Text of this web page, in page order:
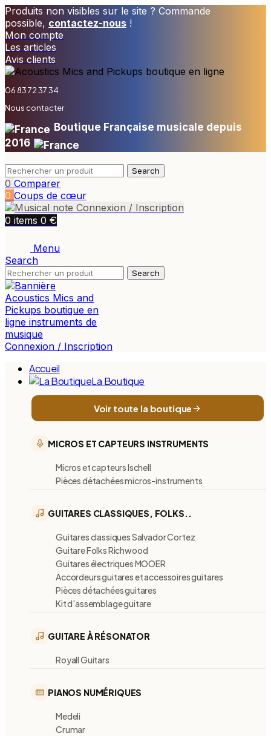
Produits non visibles sur le site ? Commande
possible, contactez-nous !
Mon compte
Les articles
Avis clients
06 83 72 37 34
Nous contacter
Boutique Française musicale depuis
2016
Search
0 Comparer
0 Coups de cœur
Connexion / Inscription
0 items 0 €
Menu
Search
Search
Connexion / Inscription
Accueil
La Boutique
Voir toute la boutique
MICROS ET CAPTEURS INSTRUMENTS
Micros et capteurs Ischell
Pièces détachées micros-instruments
GUITARES CLASSIQUES, FOLKS..
Guitares classiques Salvador Cortez
Guitare Folks Richwood
Guitares électriques MOOER
Accordeurs guitares et accessoires guitares
Pièces détachées guitares
Kit d'assemblage guitare
GUITARE À RÉSONATOR
Royall Guitars
PIANOS NUMÉRIQUES
Medeli
Crumar